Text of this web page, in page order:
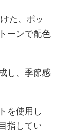
た、ポッ
ーンで配色
し、季節感
を使用し
指してい